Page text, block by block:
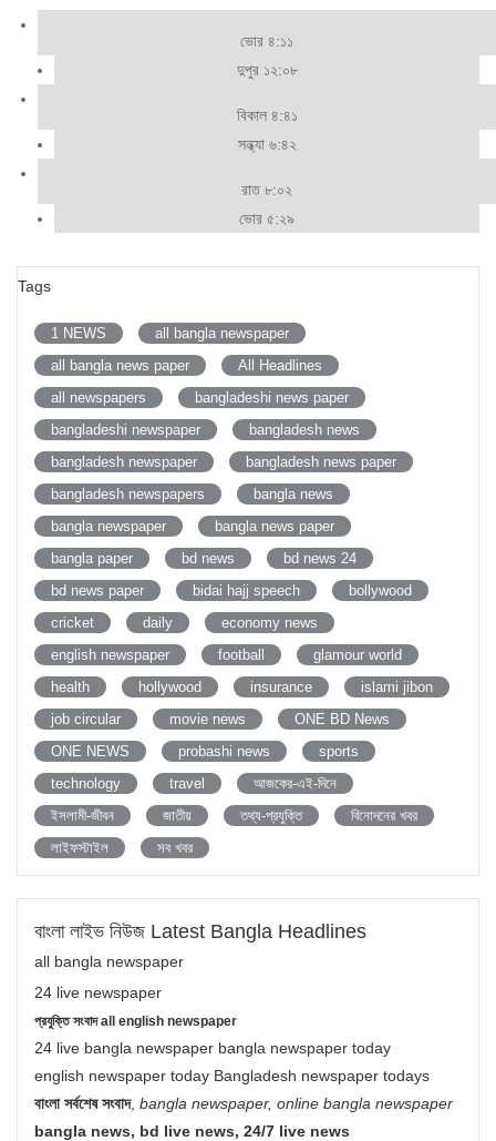
ভোর ৪:১১
দুপুর ১২:০৮
বিকাল ৪:৪১
সন্ধ্যা ৬:৪২
রাত ৮:০২
ভোর ৫:২৯
Tags
1 NEWS
all bangla newspaper
all bangla news paper
All Headlines
all newspapers
bangladeshi news paper
bangladeshi newspaper
bangladesh news
bangladesh newspaper
bangladesh news paper
bangladesh newspapers
bangla news
bangla newspaper
bangla news paper
bangla paper
bd news
bd news 24
bd news paper
bidai hajj speech
bollywood
cricket
daily
economy news
english newspaper
football
glamour world
health
hollywood insurance
islami jibon
job circular
movie news
ONE BD News
ONE NEWS
probashi news
sports
technology
travel
আজকের-এই-দিনে
ইসলামী-জীবন
জাতীয় তথ্য-প্রযুক্তি
বিনোদনের খবর
লাইফস্টাইল
সব খবর
বাংলা লাইভ নিউজ Latest Bangla Headlines
all bangla newspaper
24 live newspaper
প্রযুক্তি সংবাদ all english newspaper
24 live bangla newspaper bangla newspaper today
english newspaper today Bangladesh newspaper todays
বাংলা সর্বশেষ সংবাদ, bangla newspaper, online bangla newspaper
bangla news, bd live news, 24/7 live news